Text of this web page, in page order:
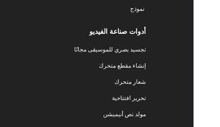
أدوات صناعة الفيديو
تجسيد بصري للموسيقى مجانًا
إنشاء مقطع متحرك
شعار متحرك
تحرير افتتاحية
مولد نص أنيميشن